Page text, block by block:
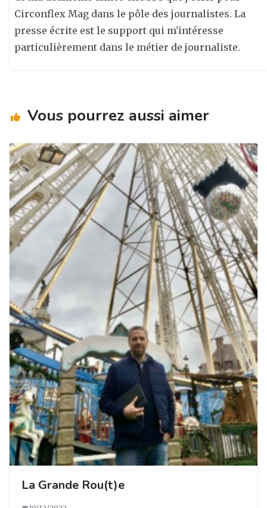
Circonflex Mag dans le pôle des journalistes. La
presse écrite est le support qui m'intéresse
particulièrement dans le métier de journaliste.
Vous pourrez aussi aimer
La Grande Rou(t)e